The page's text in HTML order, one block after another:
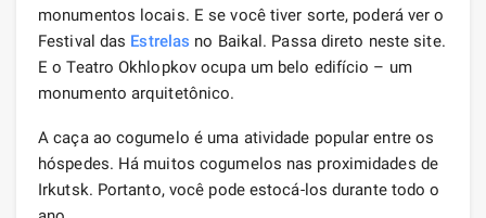
monumentos locais. E se você tiver sorte, poderá ver o
Festival das Estrelas no Baikal. Passa direto neste site.
E o Teatro Okhlopkov ocupa um belo edifício – um
monumento arquitetônico.
A caça ao cogumelo é uma atividade popular entre os
hóspedes. Há muitos cogumelos nas proximidades de
Irkutsk. Portanto, você pode estocá-los durante todo o